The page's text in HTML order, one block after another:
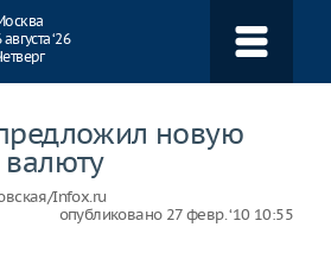
августа ‘26
новую
Infox.ru
опубликовано 27 февр. ‘10 10:55